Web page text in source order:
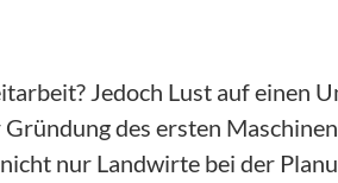
Jedoch Lust auf einen
Gründung des ersten
nur Landwirte bei der